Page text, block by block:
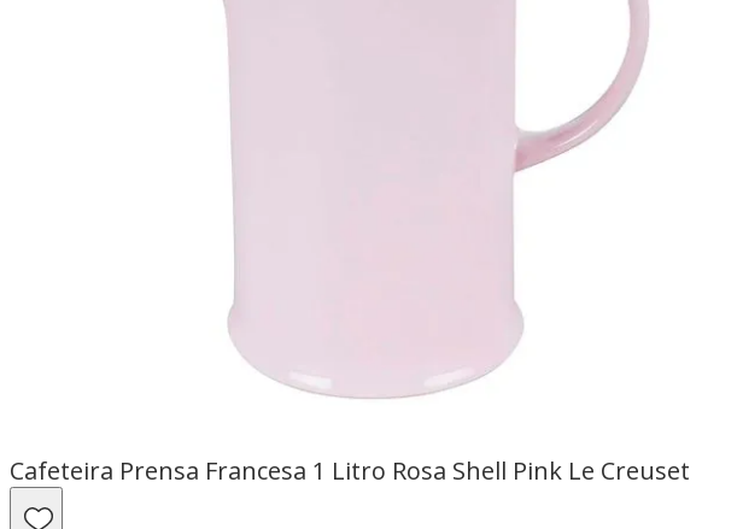
Cafeteira Prensa Francesa 1 Litro Rosa Shell Pink Le Creuset